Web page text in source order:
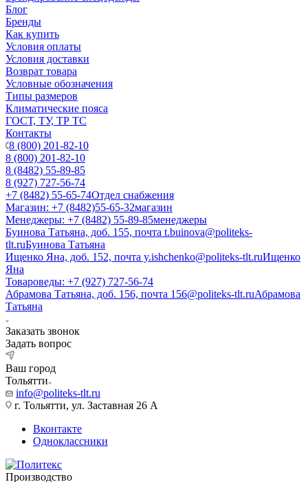
Блог
Бренды
Как купить
Условия оплаты
Условия доставки
Возврат товара
Условные обозначения
Типы размеров
Климатические пояса
ГОСТ, ТУ, ТР ТС
Контакты
8 (800) 201-82-10
8 (800) 201-82-10
8 (8482) 55-89-85
8 (927) 727-56-74
+7 (8482) 55-65-74Отдел снабжения
Магазин: +7 (8482)55-65-32магазин
Менеджеры: +7 (8482) 55-89-85менеджеры
Буинова Татьяна, доб. 155, почта t.buinova@politeks-
tlt.ruБуинова Татьяна
Ищенко Яна, доб. 152, почта y.ishchenko@politeks-tlt.ruИщенко
Яна
Товароведы: +7 (927) 727-56-74
Абрамова Татьяна, доб. 156, почта 156@politeks-tlt.ruАбрамова
Татьяна
Заказать звонок
Задать вопрос
Ваш город
Тольятти
info@politeks-tlt.ru
г. Тольятти, ул. Заставная 26 А
Вконтакте
Одноклассники
Производство